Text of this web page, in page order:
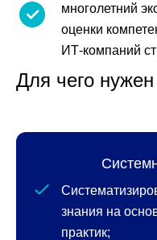
многолетний
оценки
ИТ-компаний
Для чего
знания на
практик;